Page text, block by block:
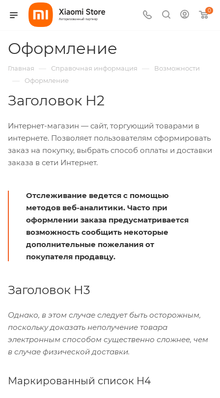
0
Оформление
Главная — Справочная информация — Возможности
— Оформление
Заголовок H2
Интернет-магазин — сайт, торгующий товарами в
интернете. Позволяет пользователям сформировать
заказ на покупку, выбрать способ оплаты и доставки
заказа в сети Интернет.
Отслеживание ведется с помощью
методов веб-аналитики. Часто при
оформлении заказа предусматривается
возможность сообщить некоторые
дополнительные пожелания от
покупателя продавцу.
Заголовок H3
Однако, в этом случае следует быть осторожным,
поскольку доказать неполучение товара
электронным способом существенно сложнее, чем
в случае физической доставки.
Маркированный список H4